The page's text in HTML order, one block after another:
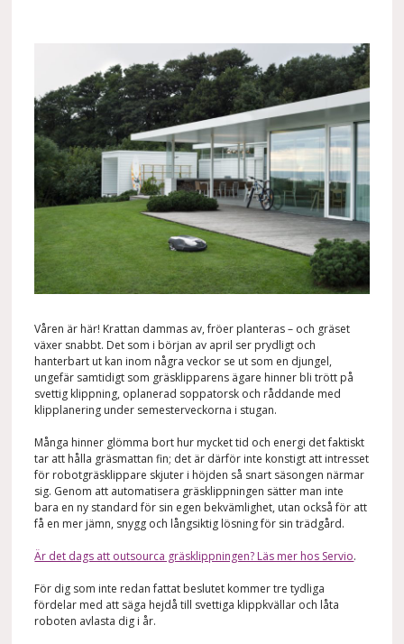
Våren är här! Krattan dammas av, fröer planteras – och gräset
växer snabbt. Det som i början av april ser prydligt och
hanterbart ut kan inom några veckor se ut som en djungel,
ungefär samtidigt som gräsklipparens ägare hinner bli trött på
svettig klippning, oplanerad soppatorsk och råddande med
klipplanering under semesterveckorna i stugan.
Många hinner glömma bort hur mycket tid och energi det faktiskt
tar att hålla gräsmattan fin; det är därför inte konstigt att intresset
för robotgräsklippare skjuter i höjden så snart säsongen närmar
sig. Genom att automatisera gräsklippningen sätter man inte
bara en ny standard för sin egen bekvämlighet, utan också för att
få en mer jämn, snygg och långsiktig lösning för sin trädgård.
Är det dags att outsourca gräsklippningen? Läs mer hos Servio.
För dig som inte redan fattat beslutet kommer tre tydliga
fördelar med att säga hejdå till svettiga klippkvällar och låta
roboten avlasta dig i år.